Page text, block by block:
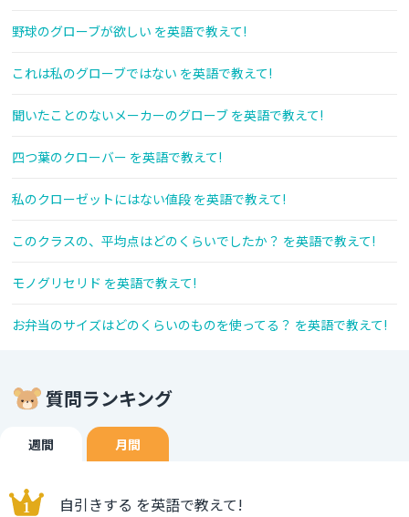
野球のグローブが欲しい を英語で教えて!
これは私のグローブではない を英語で教えて!
聞いたことのないメーカーのグローブ を英語で教えて!
四つ葉のクローバー を英語で教えて!
私のクローゼットにはない値段 を英語で教えて!
このクラスの、平均点はどのくらいでしたか？ を英語で教えて!
モノグリセリド を英語で教えて!
お弁当のサイズはどのくらいのものを使ってる？ を英語で教えて!
質問ランキング
週間 月間
自引きする を英語で教えて!